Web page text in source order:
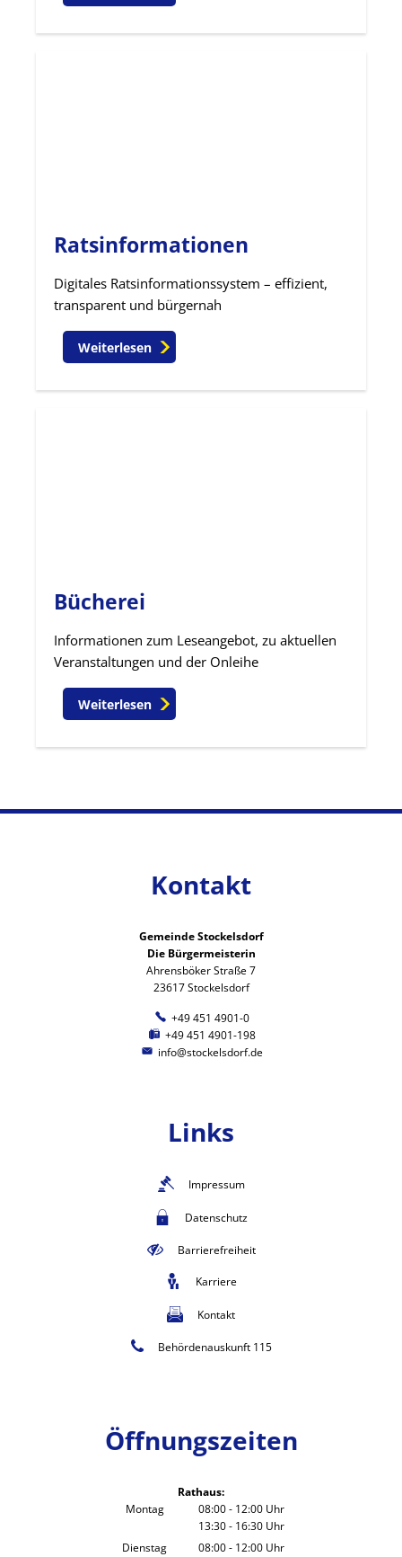
Ratsinformationen
Digitales Ratsinformationssystem – effizient,
transparent und bürgernah
Weiterlesen
Bücherei
Informationen zum Leseangebot, zu aktuellen
Veranstaltungen und der Onleihe
Weiterlesen
Kontakt
Gemeinde Stockelsdorf
Die Bürgermeisterin
Ahrensböker Straße 7
23617 Stockelsdorf
+49 451 4901-0
+49 451 4901-198
info@stockelsdorf.de
Links
Impressum
Datenschutz
Barrierefreiheit
Karriere
Kontakt
Behördenauskunft 115
Öffnungszeiten
Rathaus:
Montag
08:00- 12:00 Uhr
Von 08:00 bis 12:00 Uhr
13:30- 16:30 Uhr
Von 13:30 bis 16:30 Uhr
Dienstag 08:00- 12:00 Uhr